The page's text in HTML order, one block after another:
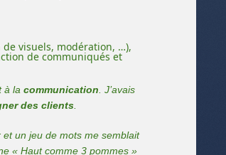
visuels, modération, …),
de communiqués et
à la communication . J’avais
des clients
et un jeu de mots me semblait
« Haut comme 3 pommes »